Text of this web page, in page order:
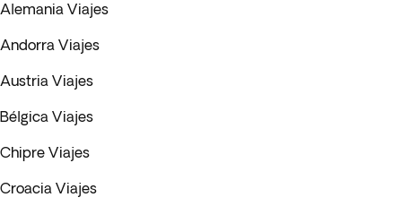
Alemania Viajes
Andorra Viajes
Austria Viajes
Bélgica Viajes
Chipre Viajes
Croacia Viajes